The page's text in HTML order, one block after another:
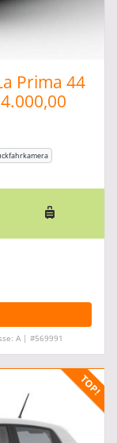
Prima 44
A | #569991